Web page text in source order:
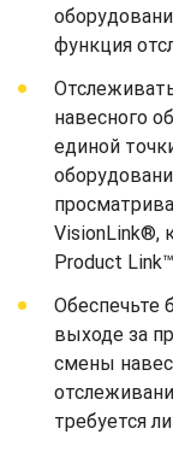
функция
навесного
единой
VisionLink®,
Product
Обеспечьте
выходе за
смены
требуется